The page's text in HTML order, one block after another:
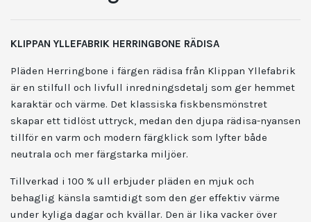
KLIPPAN YLLEFABRIK HERRINGBONE RÄDISA
Pläden Herringbone i färgen rädisa från Klippan Yllefabrik
är en stilfull och livfull inredningsdetalj som ger hemmet
karaktär och värme. Det klassiska fiskbensmönstret
skapar ett tidlöst uttryck, medan den djupa rädisa-nyansen
tillför en varm och modern färgklick som lyfter både
neutrala och mer färgstarka miljöer.
Tillverkad i 100 % ull erbjuder pläden en mjuk och
behaglig känsla samtidigt som den ger effektiv värme
under kyliga dagar och kvällar. Den är lika vacker över